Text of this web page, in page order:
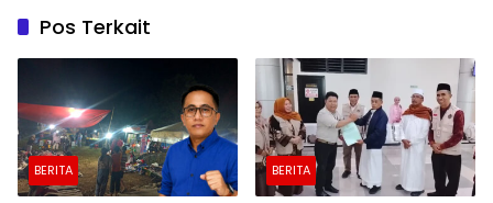
Pos Terkait
BERITA BERITA